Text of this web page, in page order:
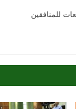
على تجمعات للمنافقين